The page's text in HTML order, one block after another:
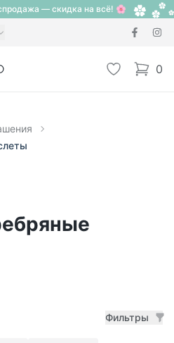
— скидка на всё! 🌸
Избранное
0
items
Фильтры